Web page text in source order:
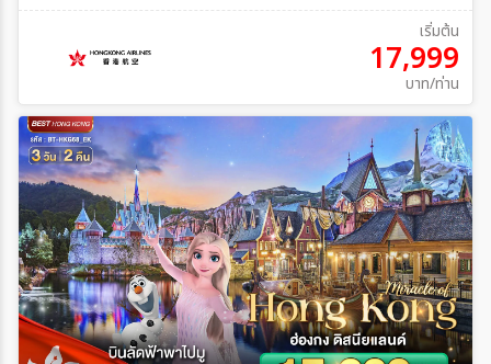
เริ่มต้น
17,999
บาท/ท่าน